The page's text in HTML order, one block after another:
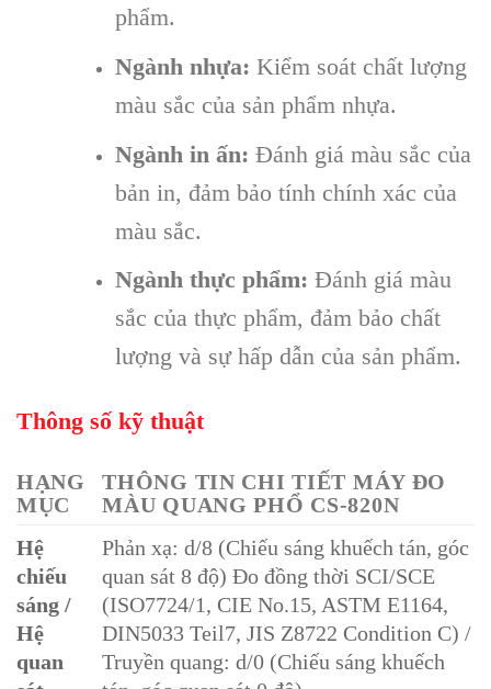
phẩm.
Ngành nhựa: Kiểm soát chất lượng
màu sắc của sản phẩm nhựa.
Ngành in ấn: Đánh giá màu sắc của
bản in, đảm bảo tính chính xác của
màu sắc.
Ngành thực phẩm: Đánh giá màu
sắc của thực phẩm, đảm bảo chất
lượng và sự hấp dẫn của sản phẩm.
Thông số kỹ thuật
HẠNG
MỤC
THÔNG TIN CHI TIẾT MÁY ĐO
MÀU QUANG PHỔ CS-820N
Hệ
chiếu
sáng /
Hệ
quan
Phản xạ: d/8 (Chiếu sáng khuếch tán, góc
quan sát 8 độ) Đo đồng thời SCI/SCE
(ISO7724/1, CIE No.15, ASTM E1164,
DIN5033 Teil7, JIS Z8722 Condition C) /
Truyền quang: d/0 (Chiếu sáng khuếch